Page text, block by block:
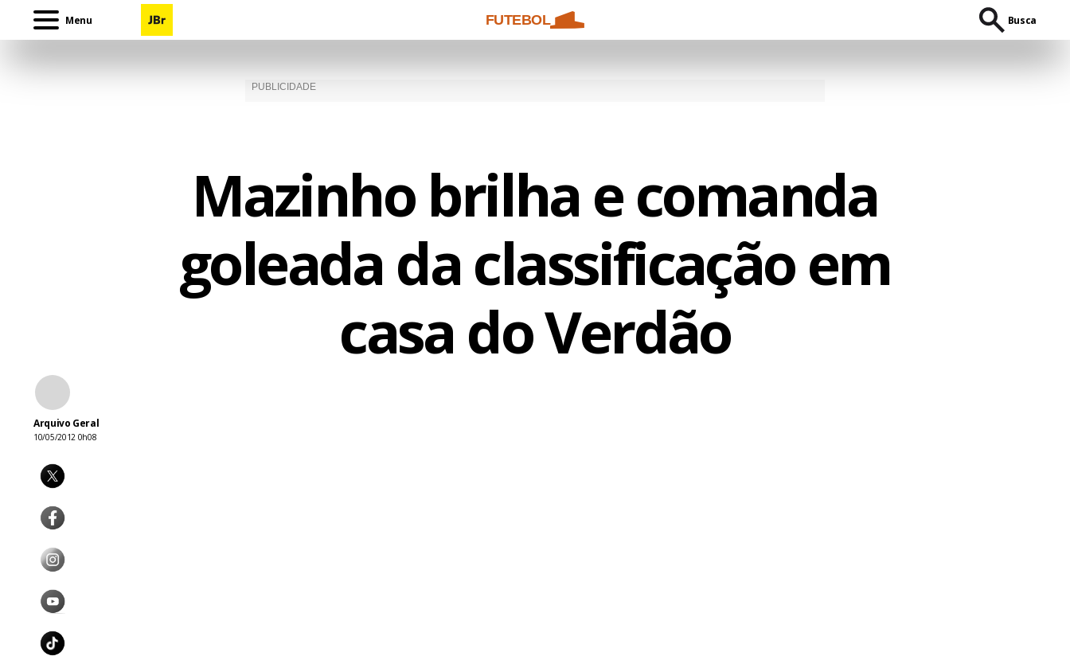
Menu FUTEBOL Busca
Mazinho brilha e comanda
goleada da classificação em
casa do Verdão
Arquivo Geral
10/05/2012 0h08